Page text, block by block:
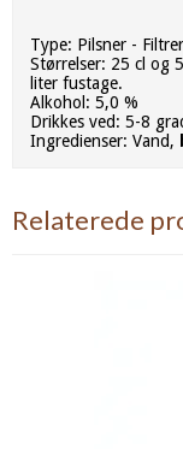
Type: Pilsner -
Størrelser: 25 cl og
liter fustage.
Alkohol: 5,0 %
Drikkes ved: 5-8
Ingredienser: Vand,
Relaterede